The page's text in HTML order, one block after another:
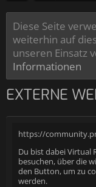
Diese Seite
weiterhin auf
unseren Einsatz
Informationen
EXTERNE
https://
Du bist dabei Virtual
besuchen, über die
den Button, um zu
werden.